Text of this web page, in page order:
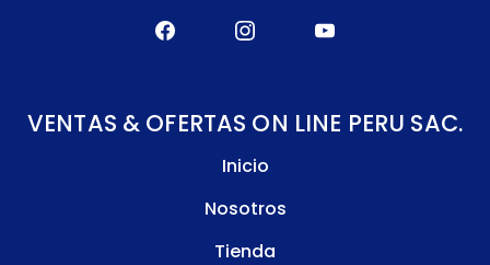
VENTAS & OFERTAS ON LINE PERU SAC.
Inicio
Nosotros
Tienda